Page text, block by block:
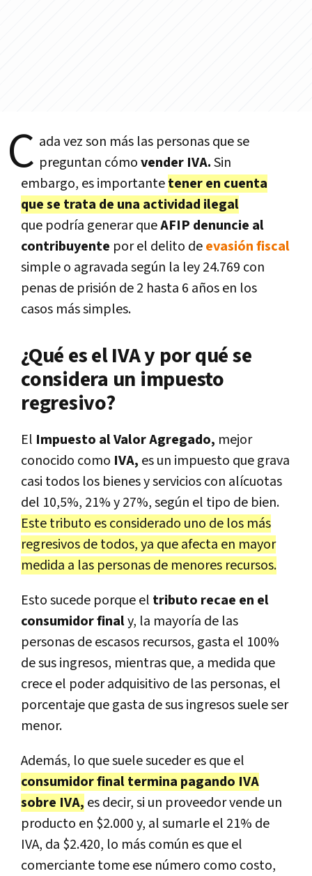
C ada vez son más las personas que se
preguntan cómovender IVA.Sin
embargo, es importantetener en cuenta
que se trata de una actividad ilegal
que podría generar queAFIP denuncie al
contribuyente por el delito deevasión fiscal
simple o agravada según la ley 24.769 con
penas de prisión de 2 hasta 6 años en los
casos más simples.
¿Qué es el IVA y por qué se
considera un impuesto
regresivo?
El Impuesto al Valor Agregado, mejor
conocido como IVA, es un impuesto que grava
casi todos los bienes y servicios con alícuotas
del 10,5%, 21% y 27%, según el tipo de bien.
Este tributo es considerado uno de los más
regresivos de todos, ya que afecta en mayor
medida a las personas de menores recursos.
Esto sucede porque el tributo recae en el
consumidor finaly, la mayoría de las
personas de escasos recursos, gasta el 100%
de sus ingresos, mientras que, a medida que
crece el poder adquisitivo de las personas, el
porcentaje que gasta de sus ingresos suele ser
menor.
Además, lo que suele suceder es que el
consumidor final termina pagando IVA
sobre IVA, es decir, si un proveedor vende un
producto en $2.000 y, al sumarle el 21% de
IVA, da $2.420, lo más común es que el
comerciante tome ese número como costo,